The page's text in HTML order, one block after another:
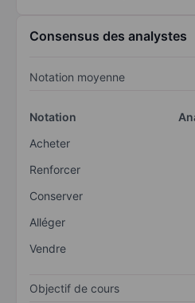
Consensus des analystes
Notation moyenne
Notation
Acheter
Renforcer
Conserver
Alléger
Vendre
Objectif de cours